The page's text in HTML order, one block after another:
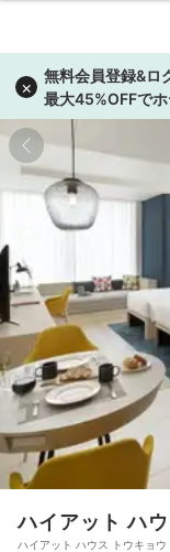
ハイアット ハ
ハイアット ハウス トウキョウ